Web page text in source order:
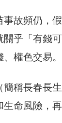
故頻仍，
乎「有錢
權色交易。
稱長春長
命風險，再